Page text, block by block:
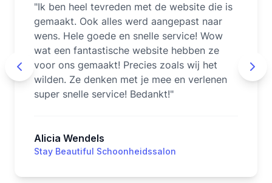
"Ik ben heel tevreden met de website die is
gemaakt. Ook alles werd aangepast naar
wens. Hele goede en snelle service! Wow
wat een fantastische website hebben ze
voor ons gemaakt! Precies zoals wij het
wilden. Ze denken met je mee en verlenen
super snelle service! Bedankt!"
Alicia Wendels
Stay Beautiful Schoonheidssalon